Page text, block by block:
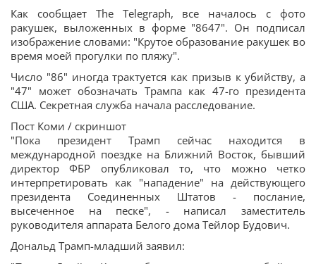
Как сообщает The Telegraph, все началось с фото
ракушек, выложенных в форме "8647". Он подписал
изображение словами: "Крутое образование ракушек во
время моей прогулки по пляжу".
Число "86" иногда трактуется как призыв к убийству, а
"47" может обозначать Трампа как 47-го президента
США. Секретная служба начала расследование.
Пост Коми / скриншот
"Пока президент Трамп сейчас находится в
международной поездке на Ближний Восток, бывший
директор ФБР опубликовал то, что можно четко
интерпретировать как "нападение" на действующего
президента Соединенных Штатов - послание,
высеченное на песке", - написал заместитель
руководителя аппарата Белого дома Тейлор Будович.
Дональд Трамп-младший заявил: